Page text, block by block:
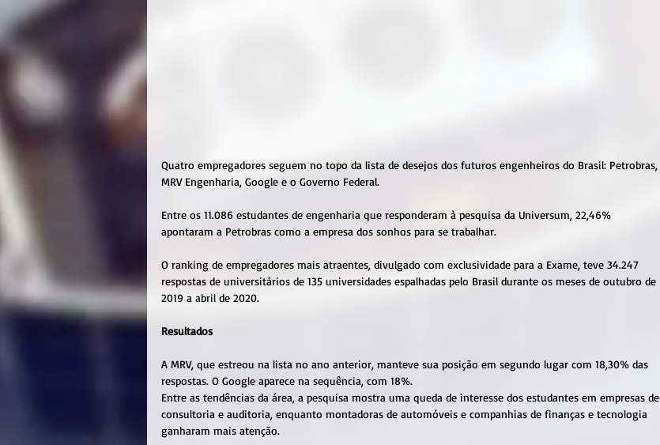
Quatro empregadores seguem no topo da lista de desejos dos futuros engenheiros do Brasil: Petrobras,
MRV Engenharia, Google e o Governo Federal.
Entre os 11.086 estudantes de engenharia que responderam à pesquisa da Universum, 22,46%
apontaram a Petrobras como a empresa dos sonhos para se trabalhar.
O ranking de empregadores mais atraentes, divulgado com exclusividade para a Exame, teve 34.247
respostas de universitários de 135 universidades espalhadas pelo Brasil durante os meses de outubro de
2019 a abril de 2020.
Resultados
A MRV, que estreou na lista no ano anterior, manteve sua posição em segundo lugar com 18,30% das
respostas. O Google aparece na sequência, com 18%.
Entre as tendências da área, a pesquisa mostra uma queda de interesse dos estudantes em empresas de
consultoria e auditoria, enquanto montadoras de automóveis e companhias de finanças e tecnologia
ganharam mais atenção.